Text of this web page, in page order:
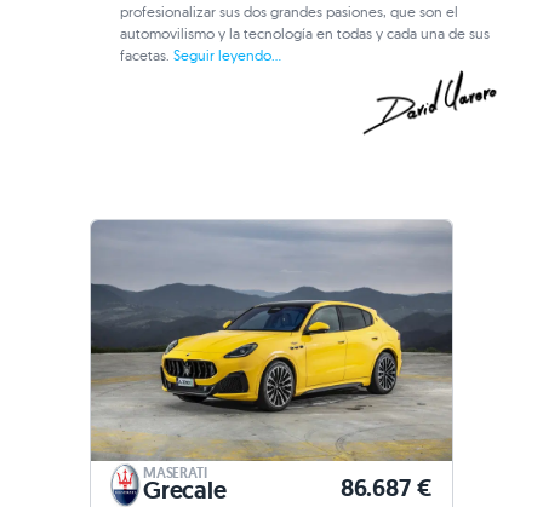
profesionalizar sus dos grandes pasiones, que son el
automovilismo y la tecnología en todas y cada una de sus
facetas.Seguir leyendo...
MASERATI
Grecale 86.687 €